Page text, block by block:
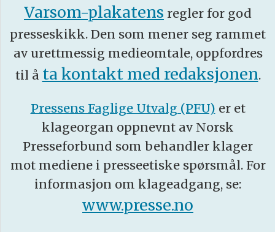
Varsom-plakatens regler for god
presseskikk. Den som mener seg rammet
av urettmessig medieomtale, oppfordres
til å ta kontakt med redaksjonen.
Pressens Faglige Utvalg (PFU) er et
klageorgan oppnevnt av Norsk
Presseforbund som behandler klager
mot mediene i presseetiske spørsmål. For
informasjon om klageadgang, se:
www.presse.no